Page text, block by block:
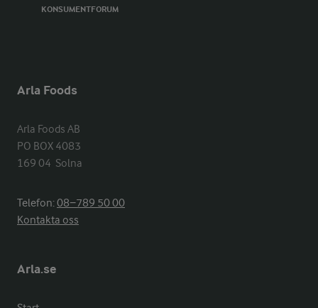
KONSUMENTFORUM
Arla Foods
Arla Foods AB
PO BOX 4083
169 04  Solna
Telefon:08−789 50 00
Kontakta oss
Arla.se